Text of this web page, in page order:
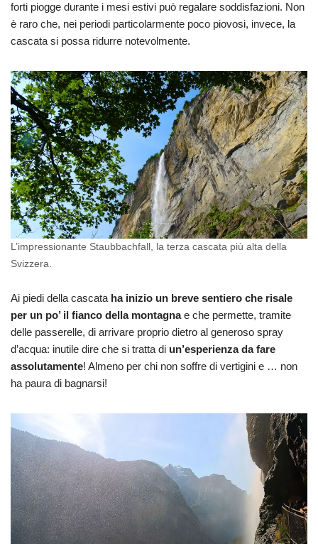
forti piogge durante i mesi estivi può regalare soddisfazioni. Non
è raro che, nei periodi particolarmente poco piovosi, invece, la
cascata si possa ridurre notevolmente.
L’impressionante Staubbachfall, la terza cascata più alta della
Svizzera.
Ai piedi della cascata ha inizio un breve sentiero che risale
per un po’ il fianco della montagnae che permette, tramite
delle passerelle, di arrivare proprio dietro al generoso spray
d’acqua: inutile dire che si tratta di un’esperienza da fare
assolutamente! Almeno per chi non soffre di vertigini e … non
ha paura di bagnarsi!